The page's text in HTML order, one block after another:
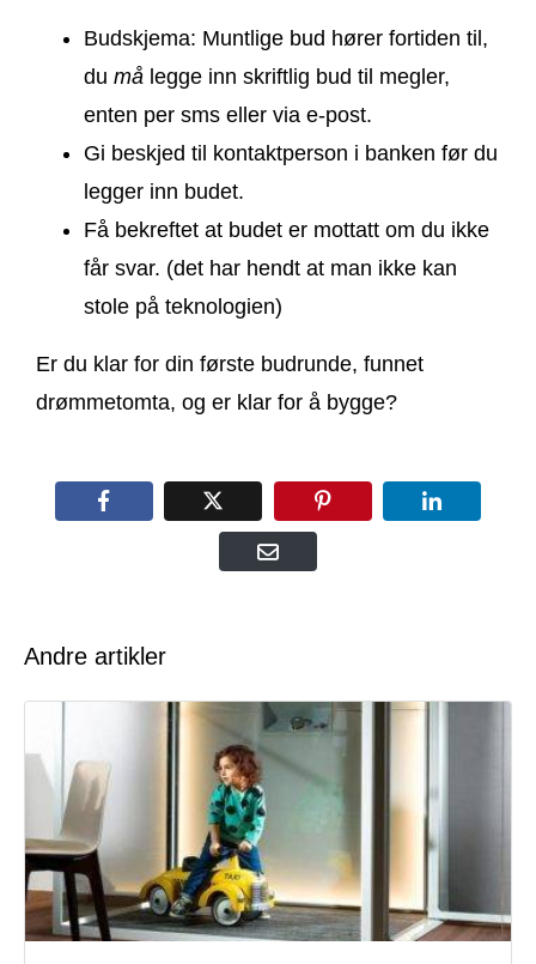
Budskjema: Muntlige bud hører fortiden til,
du må legge inn skriftlig bud til megler,
enten per sms eller via e-post.
Gi beskjed til kontaktperson i banken før du
legger inn budet.
Få bekreftet at budet er mottatt om du ikke
får svar. (det har hendt at man ikke kan
stole på teknologien)
Er du klar for din første budrunde, funnet
drømmetomta, og er klar for å bygge?
Andre artikler